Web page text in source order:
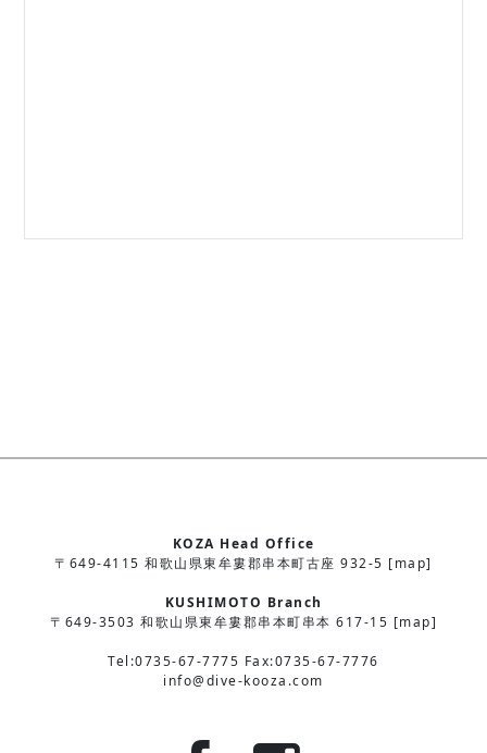
KOZA Head Office
〒649-4115 和歌山県東牟婁郡串本町古座 932-5 [map]
KUSHIMOTO Branch
〒649-3503 和歌山県東牟婁郡串本町串本 617-15 [map]
Tel:0735-67-7775 Fax:0735-67-7776
info@dive-kooza.com